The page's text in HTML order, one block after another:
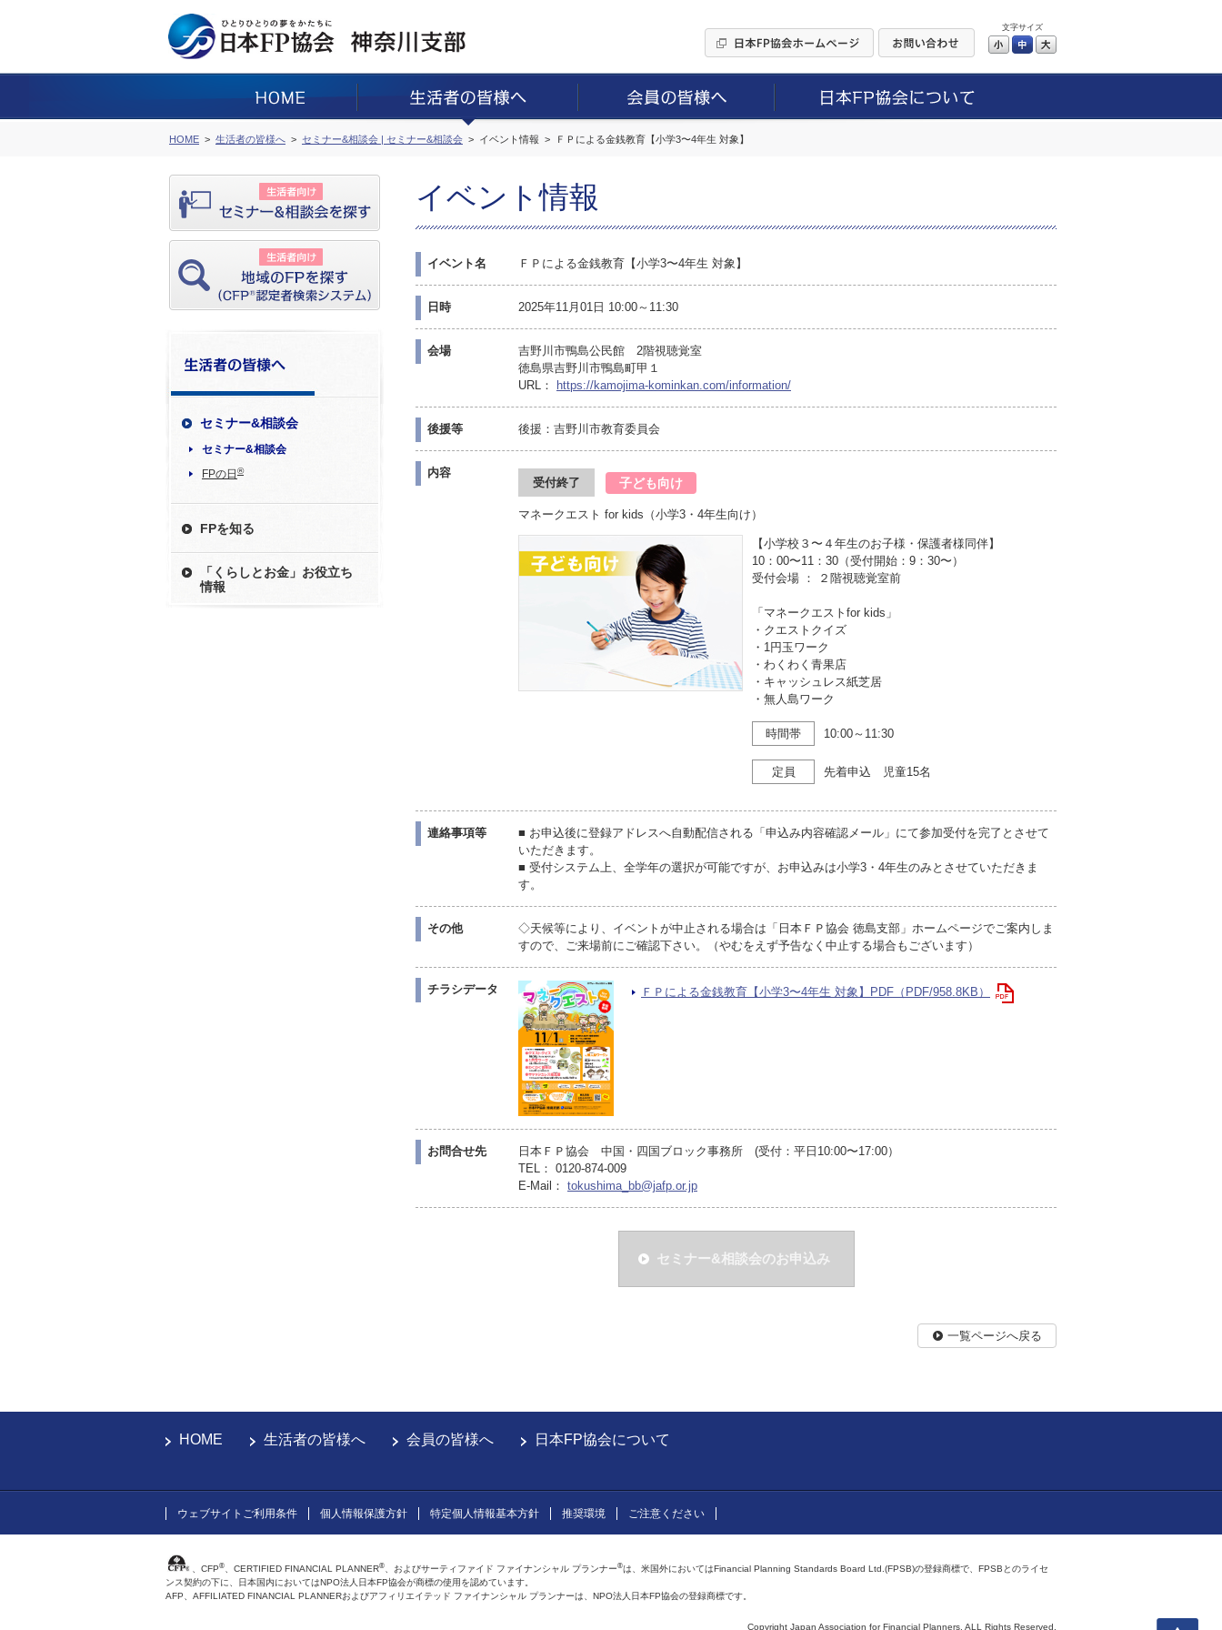
文字サイズ
小 中
HOME 生活者の皆様へ セミナー&相談会 | セミナー&相談会 イベント情報 ＦＰによる金銭教育【小学3〜4年生 対象】
セミナー&相談会
セミナー&相談会
FPの日 ®
FPを知る
「くらしとお金」お役立ち
情報
イベント情報
イベント名 ＦＰによる金銭教育【小学3〜4年生 対象】
日時 2025年11月01日 10:00～11:30
会場
吉野川市鴨島公民館 2階視聴覚室
徳島県吉野川市鴨島町甲１
URL：
https://kamojima-kominkan.com/information/
後援等 後援：吉野川市教育委員会
内容
受付終了 子ども向け
マネークエスト for kids（小学3・4年生向け）
【小学校３〜４年生のお子様・保護者様同伴】
10：00〜11：30（受付開始：9：30〜）
受付会場 ： ２階視聴覚室前
「マネークエストfor kids」
・クエストクイズ
・1円玉ワーク
・わくわく青果店
・キャッシュレス紙芝居
・無人島ワーク
時間帯 10:00～11:30
定員 先着申込 児童15名
連絡事項等
■ お申込後に登録アドレスへ自動配信される「申込み内容確認メール」にて参加受付を完了とさせて
いただきます。
■ 受付システム上、全学年の選択が可能ですが、お申込みは小学3・4年生のみとさせていただきま
す。
その他
◇天候等により、イベントが中止される場合は「日本ＦＰ協会 徳島支部」ホームページでご案内しま
すので、ご来場前にご確認下さい。（やむをえず予告なく中止する場合もございます）
チラシデータ ＦＰによる金銭教育【小学3〜4年生 対象】PDF（PDF/958.8KB）
お問合せ先
日本ＦＰ協会 中国・四国ブロック事務所 (受付：平日10:00〜17:00）
TEL： 0120-874-009
E-Mail： tokushima_bb@jafp.or.jp
セミナー&相談会のお申込み
一覧ページへ戻る
上へ
HOME 生活者の皆様へ 会員の皆様へ 日本FP協会について
ウェブサイトご利用条件 個人情報保護方針 特定個人情報基本方針 推奨環境 ご注意ください
、CFP® 、CERTIFIED FINANCIAL PLANNER® 、およびサーティファイド ファイナンシャル プランナー®は、米国外においてはFinancial Planning Standards Board Ltd.(FPSB)の登録商標で、FPSBとのライセ
ンス契約の下に、日本国内においてはNPO法人日本FP協会が商標の使用を認めています。
AFP、AFFILIATED FINANCIAL PLANNERおよびアフィリエイテッド ファイナンシャル プランナーは、NPO法人日本FP協会の登録商標です。
Copyright Japan Association for Financial Planners, ALL Rights Reserved.